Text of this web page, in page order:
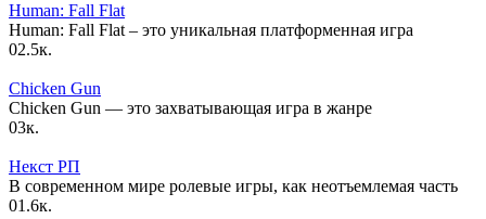
Human: Fall Flat
Human: Fall Flat – это уникальная платформенная игра
02.5к.
Chicken Gun
Chicken Gun — это захватывающая игра в жанре
03к.
Некст РП
В современном мире ролевые игры, как неотъемлемая часть
01.6к.